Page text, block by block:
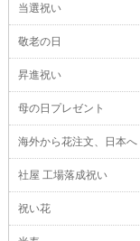
当選祝い
敬老の日
昇進祝い
母の日プレゼント
海外から花注文、日本へ
社屋 工場落成祝い
祝い花